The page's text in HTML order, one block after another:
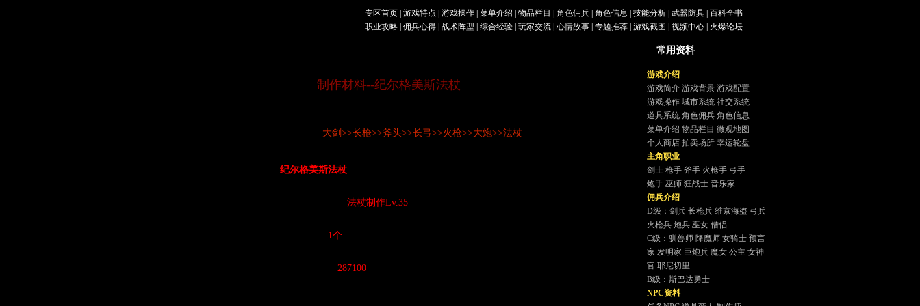
专区首页| 游戏特点 游戏操作| 菜单介绍 物品栏目 角色佣兵| 角色信息 技能分析| 武器防具| 百科全书
职业攻略| 佣兵心得| 战术阵型 综合经验| 玩家交流| 心情故事| 专题推荐 | 游戏截图 视频中心| 火爆论坛
制作材料--纪尔格美斯法杖
大剑 >>长枪>>斧头>>长弓>>火枪>>大炮>>法杖
纪尔格美斯法杖制作所需
法杖制作Lv.35
1个
287100
常用资料
游戏介绍
游戏简介 游戏背景 游戏配置
游戏操作 城市系统 社交系统
道具系统 角色佣兵 角色信息
菜单介绍 物品栏目 微观地图
个人商店 拍卖场所 幸运轮盘
主角职业
剑士 枪手 斧手 火枪手 弓手
炮手 巫师 狂战士 音乐家
佣兵介绍
D级： 剑兵 长枪兵 维京海盗 弓兵
火枪兵 炮兵 巫女 僧侣
C级： 驯兽师 降魔师 女骑士 预言
家 发明家 巨炮兵 魔女 公主 女神
官 耶尼切里
B级： 斯巴达勇士
NPC资料